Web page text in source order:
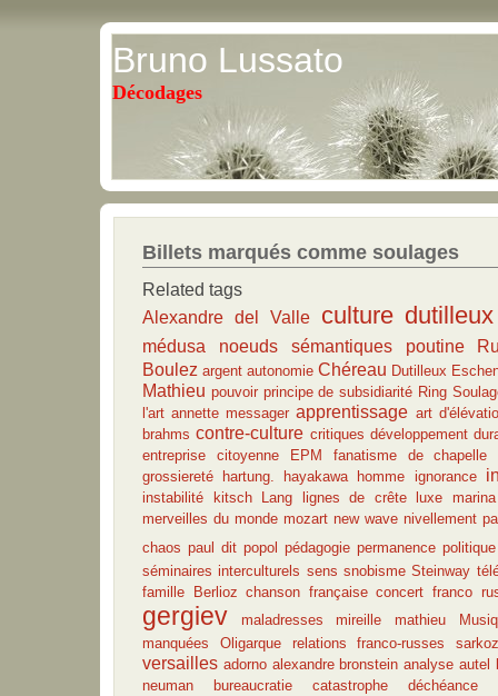
Bruno Lussato
Décodages
Billets marqués comme soulages
Related tags
Alexandre del Valle culture dutilleux
médusa noeuds sémantiques poutine
Boulez argent autonomie Chéreau Dutilleux
Mathieu pouvoir principe de subsidiarité Ring
l'art annette messager apprentissage art
brahms contre-culture critiques développement
entreprise citoyenne
EPM
fanatisme de chapelle
grossiereté
hartung. hayakawa homme ignorance
instabilité kitsch Lang lignes de crête luxe
merveilles du monde mozart new wave nivellement
chaos paul dit popol pédagogie permanence
séminaires interculturels sens snobisme Steinway
famille
Berlioz chanson française concert franco
gergiev maladresses mireille mathieu
manquées
Oligarque relations franco-russes
versailles adorno alexandre bronstein analyse autel
neuman
bureaucratie catastrophe
déchéance